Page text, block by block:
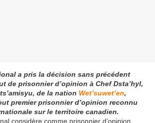
a pris la décision sans précédent
de prisonnier d’opinion à Chef Dsta’hyl,
de la nation Wet’suwet’en,
premier prisonnier d’opinion reconnu
sur le territoire canadien.
considère comme prisonnier d’opinion